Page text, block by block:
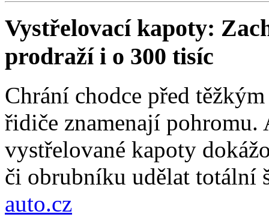
Vystřelovací kapoty:
prodraží i o 300 tisíc
Chrání chodce před
řidiče znamenají
vystřelované kapoty
či obrubníku udělat totální
auto.cz